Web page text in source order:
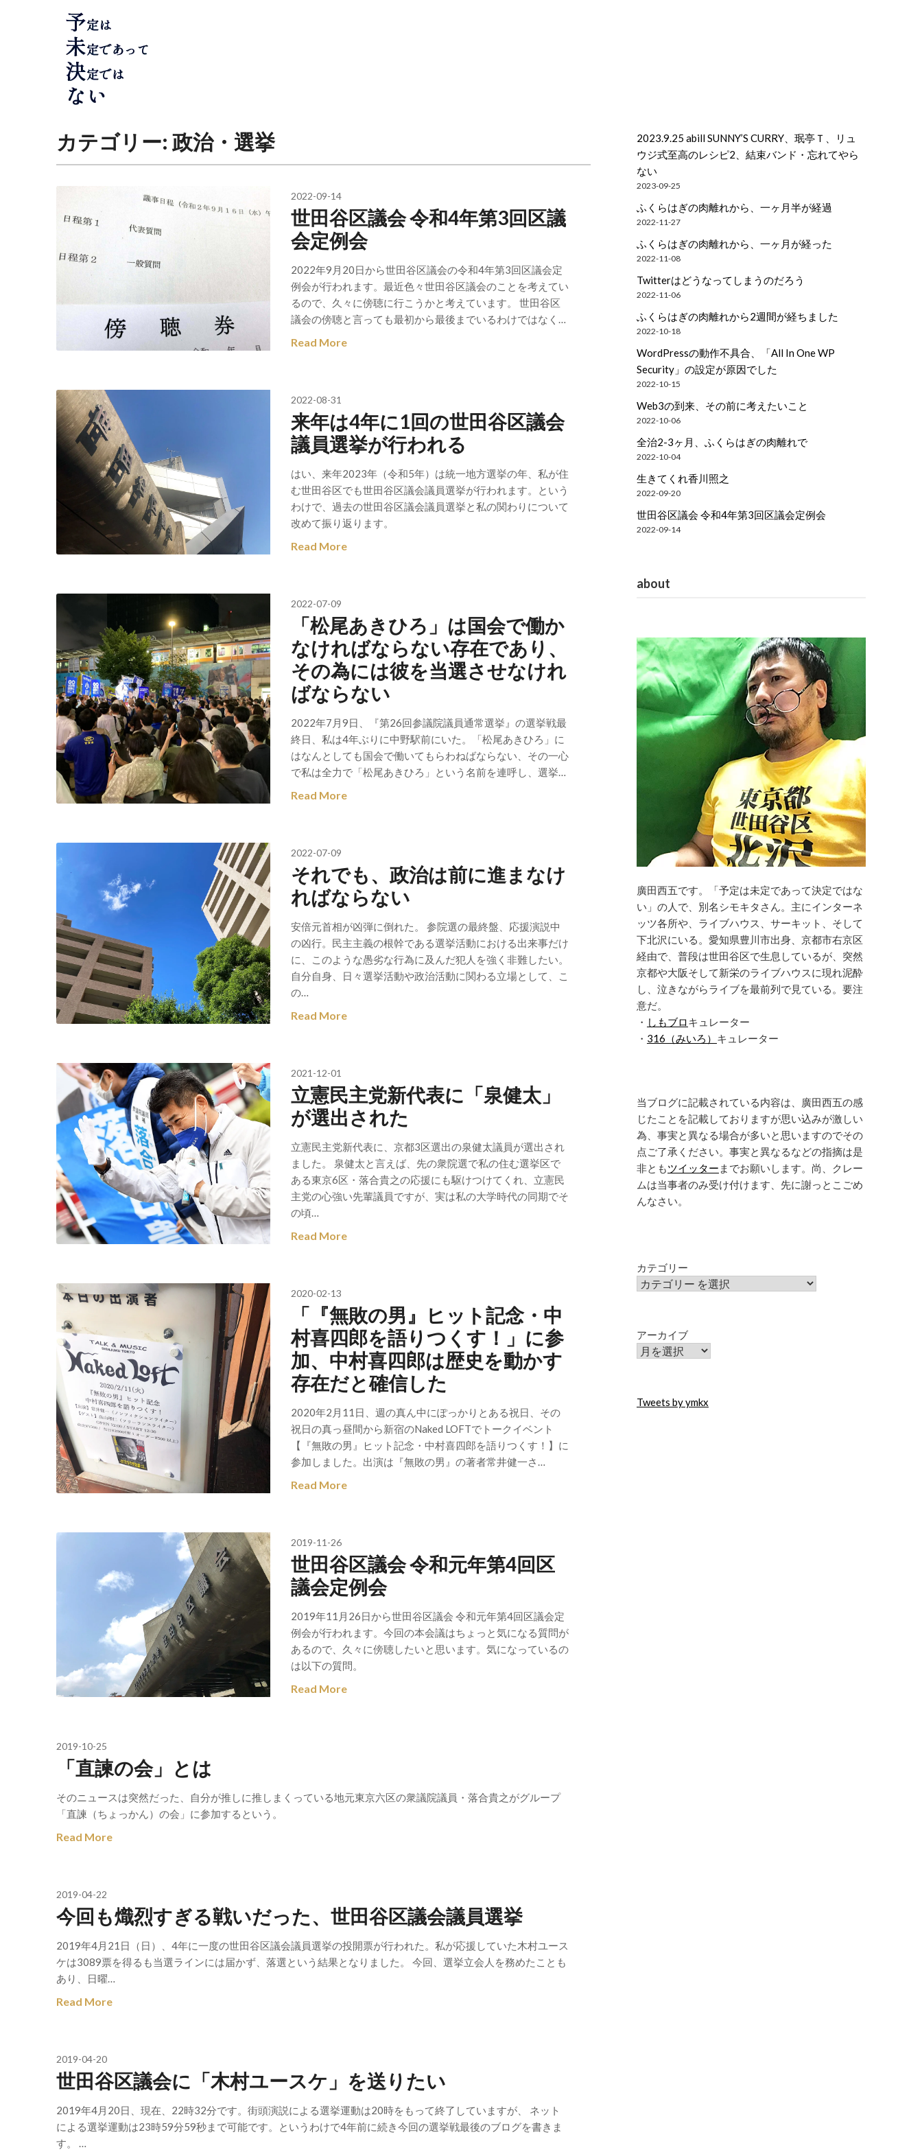
カテゴリー: 政治・選挙
2022-09-14
世田谷区議会 令和4年第3回区議
会定例会
2022年9月20日から世田谷区議会の令和4年第3回区議会定
例会が行われます。最近色々世田谷区議会のことを考えてい
るので、久々に傍聴に行こうかと考えています。 世田谷区
議会の傍聴と言っても最初から最後までいるわけではなく…
Read More
2022-08-31
来年は4年に1回の世田谷区議会
議員選挙が行われる
はい、来年2023年（令和5年）は統一地方選挙の年、私が住
む世田谷区でも世田谷区議会議員選挙が行われます。という
わけで、過去の世田谷区議会議員選挙と私の関わりについて
改めて振り返ります。
Read More
2022-07-09
「松尾あきひろ」は国会で働か
なければならない存在であり、
その為には彼を当選させなけれ
ばならない
2022年7月9日、『第26回参議院議員通常選挙』の選挙戦最
終日、私は4年ぶりに中野駅前にいた。「松尾あきひろ」に
はなんとしても国会で働いてもらわねばならない、その一心
で私は全力で「松尾あきひろ」という名前を連呼し、選挙…
Read More
2022-07-09
それでも、政治は前に進まなけ
ればならない
安倍元首相が凶弾に倒れた。 参院選の最終盤、応援演説中
の凶行。民主主義の根幹である選挙活動における出来事だけ
に、このような愚劣な行為に及んだ犯人を強く非難したい。
自分自身、日々選挙活動や政治活動に関わる立場として、こ
の…
Read More
2021-12-01
立憲民主党新代表に「泉健太」
が選出された
立憲民主党新代表に、京都3区選出の泉健太議員が選出され
ました。 泉健太と言えば、先の衆院選で私の住む選挙区で
ある東京6区・落合貴之の応援にも駆けつけてくれ、立憲民
主党の心強い先輩議員ですが、実は私の大学時代の同期でそ
の頃…
Read More
2020-02-13
「『無敗の男』ヒット記念・中
村喜四郎を語りつくす！」に参
加、中村喜四郎は歴史を動かす
存在だと確信した
2020年2月11日、週の真ん中にぽっかりとある祝日、その
祝日の真っ昼間から新宿のNaked LOFTでトークイベント
【『無敗の男』ヒット記念・中村喜四郎を語りつくす！】に
参加しました。出演は『無敗の男』の著者常井健一さ…
Read More
2019-11-26
世田谷区議会 令和元年第4回区
議会定例会
2019年11月26日から世田谷区議会 令和元年第4回区議会定
例会が行われます。今回の本会議はちょっと気になる質問が
あるので、久々に傍聴したいと思います。気になっているの
は以下の質問。
Read More
2019-10-25
「直諫の会」とは
そのニュースは突然だった、自分が推しに推しまくっている地元東京六区の衆議院議員・落合貴之がグループ
「直諫（ちょっかん）の会」に参加するという。
Read More
2019-04-22
今回も熾烈すぎる戦いだった、世田谷区議会議員選挙
2019年4月21日（日）、4年に一度の世田谷区議会議員選挙の投開票が行われた。私が応援していた木村ユース
ケは3089票を得るも当選ラインには届かず、落選という結果となりました。 今回、選挙立会人を務めたことも
あり、日曜…
Read More
2019-04-20
世田谷区議会に「木村ユースケ」を送りたい
2019年4月20日、現在、22時32分です。街頭演説による選挙運動は20時をもって終了していますが、 ネット
による選挙運動は23時59分59秒まで可能です。というわけで4年前に続き今回の選挙戦最後のブログを書きま
す。 …
2023.9.25 abill SUNNY’S CURRY、珉亭Ｔ、リュ
ウジ式至高のレシピ2、結束バンド・忘れてやら
ない
2023-09-25
ふくらはぎの肉離れから、一ヶ月半が経過
2022-11-27
ふくらはぎの肉離れから、一ヶ月が経った
2022-11-08
Twitterはどうなってしまうのだろう
2022-11-06
ふくらはぎの肉離れから2週間が経ちました
2022-10-18
WordPressの動作不具合、「All In One WP
Security」の設定が原因でした
2022-10-15
Web3の到来、その前に考えたいこと
2022-10-06
全治2-3ヶ月、ふくらはぎの肉離れで
2022-10-04
生きてくれ香川照之
2022-09-20
世田谷区議会 令和4年第3回区議会定例会
2022-09-14
about
廣田西五です。「予定は未定であって決定ではな
い」の人で、別名シモキタさん。主にインターネ
ッツ各所や、ライブハウス、サーキット、そして
下北沢にいる。愛知県豊川市出身、京都市右京区
経由で、普段は世田谷区で生息しているが、突然
京都や大阪そして新栄のライブハウスに現れ泥酔
し、泣きながらライブを最前列で見ている。要注
意だ。
・ しもブロキュレーター
・ 316（みいろ） キュレーター
当ブログに記載されている内容は、廣田西五の感
じたことを記載しておりますが思い込みが激しい
為、事実と異なる場合が多いと思いますのでその
点ご了承ください。事実と異なるなどの指摘は是
非ともツイッター までお願いします。尚、クレー
ムは当事者のみ受け付けます、先に謝っとこごめ
んなさい。
カテゴリー
アーカイブ
Tweets by ymkx